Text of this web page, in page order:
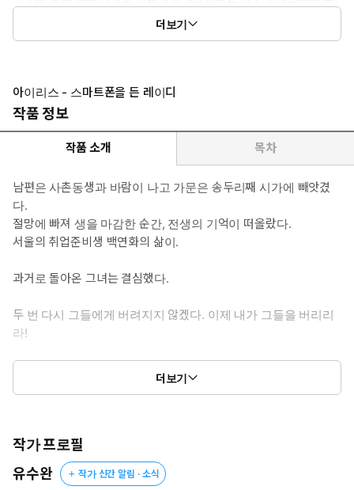
들을 벌하고 자기 운명을 개척하는 이야기가 보고 싶을 때, 오로지
한 여자만 바라보는 사랑 이야기가 보고 싶을 때.
아이리스가 인상을 쓴 채 그를 흘겼다.
“왜 모를까요.”
이안은 천천히 무릎을 굽히고, 그녀의 손목을 잡았다.
“사랑한다는 건데.”
그녀의 숨이 일순 멎었다.
더보기
아이리스 - 스마트폰을 든 레이디
작품 정보
작품 소개 목차
남편은 사촌동생과 바람이 나고 가문은 송두리째 시가에 빼앗겼
다.
절망에 빠져 생을 마감한 순간, 전생의 기억이 떠올랐다.
서울의 취업준비생 백연화의 삶이.
과거로 돌아온 그녀는 결심했다.
두 번 다시 그들에게 버려지지 않겠다. 이제 내가 그들을 버리리
라!
“의뢰비는 다른 것으로 받으시겠다는 말씀 말인가요?”
“예. 지금 받고 싶군요.”
아이리스는 가진 게 없는 사람이었다.
더보기
작가 프로필
유수완
작가 신간 알림 · 소식